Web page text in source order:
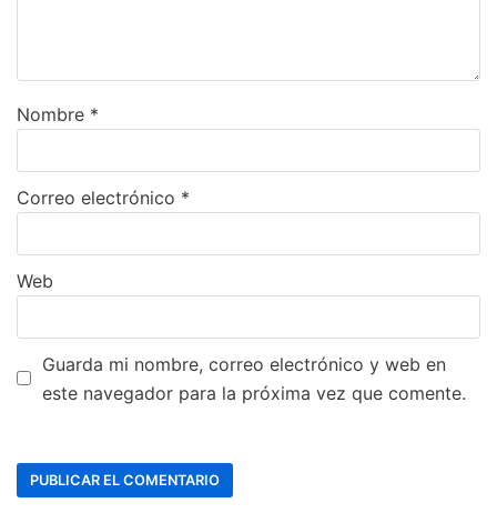
Nombre *
Correo electrónico *
Web
Guarda mi nombre, correo electrónico y web en
este navegador para la próxima vez que comente.